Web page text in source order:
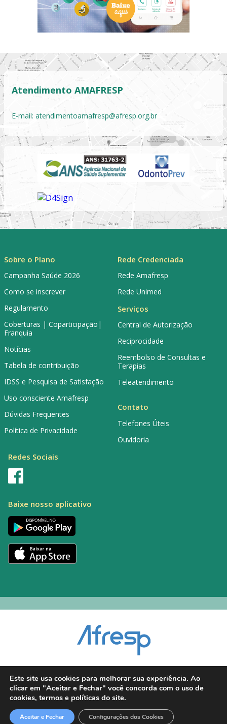
Atendimento AMAFRESP
E-mail: atendimentoamafresp@afresp.org.br
Sobre o Plano
Campanha Saúde 2026
Como se inscrever
Regulamento
Coberturas | Coparticipação|
Franquia
Notícias
Tabela de contribuição
IDSS e Pesquisa de Satisfação
Uso consciente Amafresp
Dúvidas Frequentes
Política de Privacidade
Rede Credenciada
Rede Amafresp
Rede Unimed
Serviços
Central de Autorização
Reciprocidade
Reembolso de Consultas e
Terapias
Teleatendimento
Contato
Telefones Úteis
Ouvidoria
Redes Sociais
Baixe nosso aplicativo
dpo@afresp.org.br
Diretor Técnico: Antonio Carlos Aparecido. CRM: 54.464
Este site usa cookies para melhorar sua experiência. Ao
clicar em "Aceitar e Fechar" você concorda com o uso de
cookies, termos e políticas do site.
Aceitar e Fechar Configurações dos Cookies